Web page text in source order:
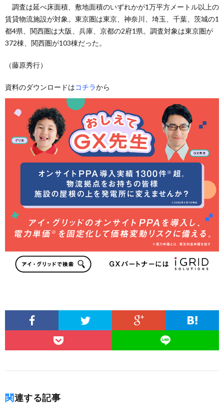
調査は延べ床面積、敷地面積のいずれかが1万平方メートル以上の
賃貸物流施設が対象。東京圏は東京、神奈川、埼玉、千葉、茨城の1
都4県、関西圏は大阪、兵庫、京都の2府1県。調査対象は東京圏が
372棟、関西圏が103棟だった。
（藤原秀行）
資料のダウンロードはコチラから
関連する記事